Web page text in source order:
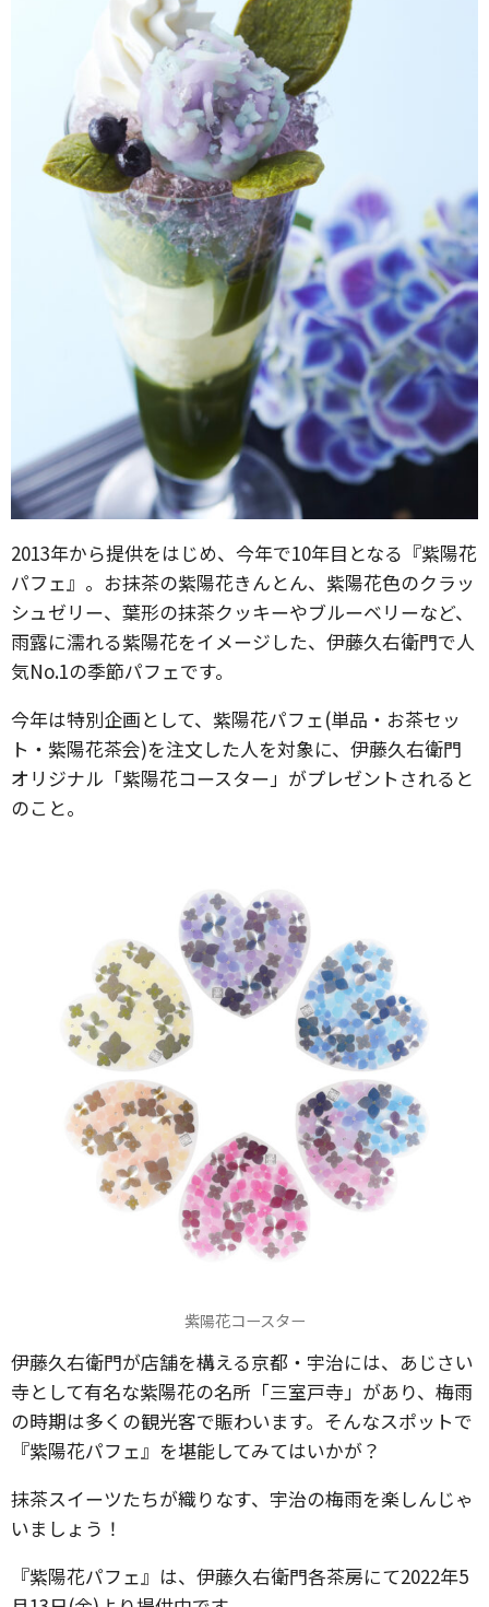
2013年から提供をはじめ、今年で10年目となる『紫陽花
パフェ』。お抹茶の紫陽花きんとん、紫陽花色のクラッ
シュゼリー、葉形の抹茶クッキーやブルーベリーなど、
雨露に濡れる紫陽花をイメージした、伊藤久右衛門で人
気No.1の季節パフェです。
今年は特別企画として、紫陽花パフェ(単品・お茶セッ
ト・紫陽花茶会)を注文した人を対象に、伊藤久右衛門
オリジナル「紫陽花コースター」がプレゼントされると
のこと。
紫陽花コースター
伊藤久右衛門が店舗を構える京都・宇治には、あじさい
寺として有名な紫陽花の名所「三室戸寺」があり、梅雨
の時期は多くの観光客で賑わいます。そんなスポットで
『紫陽花パフェ』を堪能してみてはいかが？
抹茶スイーツたちが織りなす、宇治の梅雨を楽しんじゃ
いましょう！
『紫陽花パフェ』は、伊藤久右衛門各茶房にて2022年5